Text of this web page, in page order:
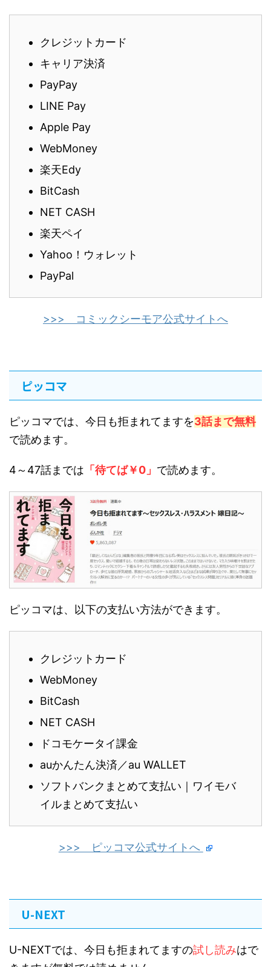
クレジットカード
キャリア決済
PayPay
LINE Pay
Apple Pay
WebMoney
楽天Edy
BitCash
NET CASH
楽天ペイ
Yahoo！ウォレット
PayPal
>>> コミックシーモア公式サイトへ
ピッコマ
ピッコマでは、今日も拒まれてますを3話まで無料
で読めます。
4～47話までは 「待てば￥0」 で読めます。
ピッコマは、以下の支払い方法ができます。
クレジットカード
WebMoney
BitCash
NET CASH
ドコモケータイ課金
auかんたん決済／au WALLET
ソフトバンクまとめて支払い｜ワイモバ
イルまとめて支払い
>>> ピッコマ公式サイトへ
U-NEXT
U-NEXTでは、今日も拒まれてますの試し読みはで